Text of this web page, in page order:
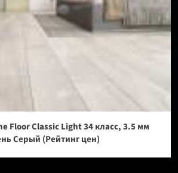
Floor Classic Light 34 класс, 3.5 мм
Серый (Рейтинг цен)